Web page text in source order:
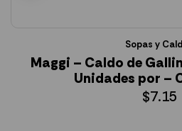
Sopas y
Maggi – Caldo de
Unidades por –
$7.15